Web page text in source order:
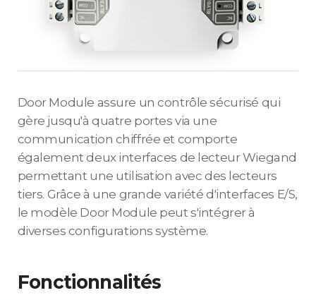
Door Module assure un contrôle sécurisé qui
gère jusqu'à quatre portes via une
communication chiffrée et comporte
également deux interfaces de lecteur Wiegand
permettant une utilisation avec des lecteurs
tiers. Grâce à une grande variété d'interfaces E/S,
le modèle Door Module peut s'intégrer à
diverses configurations système.
Fonctionnalités